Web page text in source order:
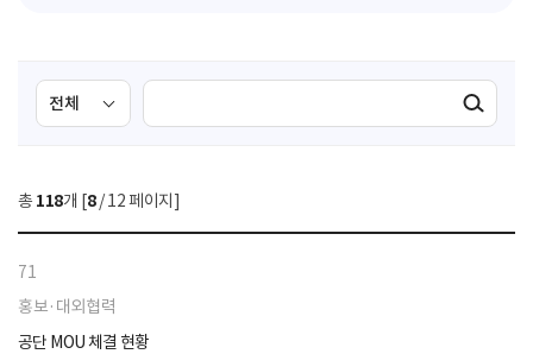
검
색
선
택
색
검색실행
총 118개 [8/ 12 페이지]
71
홍보·대외협력
공단 MOU 체결 현황